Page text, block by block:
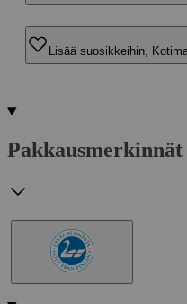
Lisää suosikkeihin,
Pakkausmerkinnät